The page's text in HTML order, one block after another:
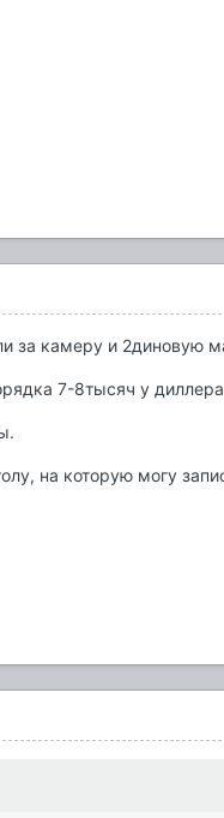
за камеру и 2диновую
7-8тысяч у
на которую могу